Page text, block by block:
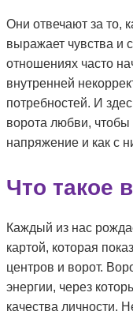
Они отвечают за то,
выражает чувства и
отношениях часто
внутренней
потребностей. И
ворота любви, чтобы
напряжение и как с
Что такое
Каждый из нас
картой, которая
центров и ворот.
энергии, через
качества личности.